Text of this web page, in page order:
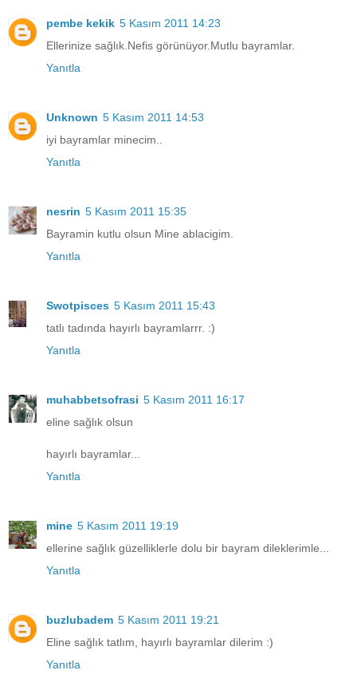
pembe kekik 5 Kasım 2011 14:23
Ellerinize sağlık.Nefis görünüyor.Mutlu bayramlar.
Yanıtla
Unknown 5 Kasım 2011 14:53
iyi bayramlar minecim..
Yanıtla
nesrin 5 Kasım 2011 15:35
Bayramin kutlu olsun Mine ablacigim.
Yanıtla
Swotpisces 5 Kasım 2011 15:43
tatlı tadında hayırlı bayramlarrr. :)
Yanıtla
muhabbetsofrasi 5 Kasım 2011 16:17
eline sağlık olsun
hayırlı bayramlar...
Yanıtla
mine 5 Kasım 2011 19:19
ellerine sağlık güzelliklerle dolu bir bayram dileklerimle...
Yanıtla
buzlubadem 5 Kasım 2011 19:21
Eline sağlık tatlım, hayırlı bayramlar dilerim :)
Yanıtla